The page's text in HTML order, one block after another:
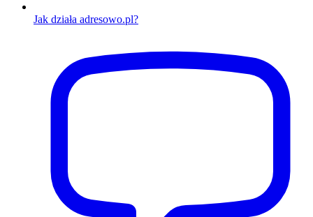
Jak działa adresowo.pl?